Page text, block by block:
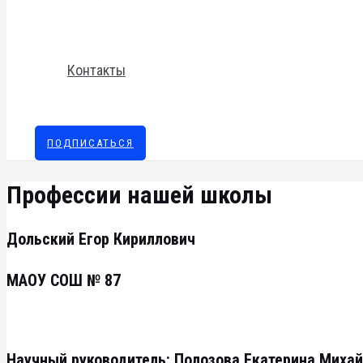
Контакты
ПОДПИСАТЬСЯ
Профессии нашей школы
Дольский Егор Кириллович
МАОУ СОШ № 87